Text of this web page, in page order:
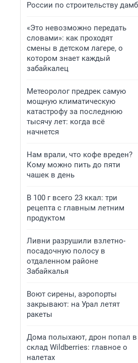
России по строительству дамб
«Это невозможно передать
словами»: как проходят
смены в детском лагере, о
котором знает каждый
забайкалец
Метеоролог предрек самую
мощную климатическую
катастрофу за последнюю
тысячу лет: когда всё
начнется
Нам врали, что кофе вреден?
Кому можно пить до пяти
чашек в день
В 100 г всего 23 ккал: три
рецепта с главным летним
продуктом
Ливни разрушили взлетно-
посадочную полосу в
отдаленном районе
Забайкалья
Воют сирены, аэропорты
закрывают: на Урал летят
ракеты
Дома полыхают, дрон попал в
склад Wildberries: главное о
налетах